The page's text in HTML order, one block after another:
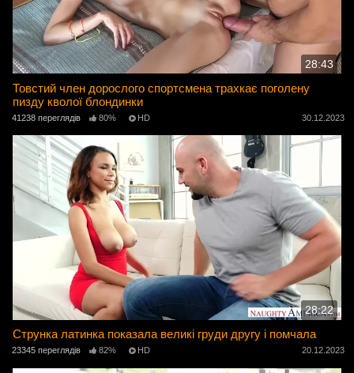
28:43
Товстий член дорослого спортсмена трахкає поголену
пизду кволої блондинки
41238 переглядів 80% HD 30.12.2023
28:22
Струнка латинка показала великі груди другу і помчала
23345 переглядів 82% HD 20.12.2023